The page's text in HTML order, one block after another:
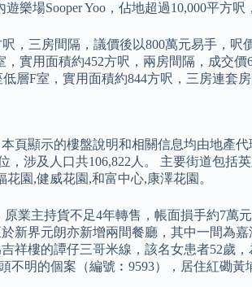
樂場Sooper Yoo，佔地超過10,000平方
三房間隔，議價後以800萬元易手，呎
實用面積約452方呎，兩房間隔，成交
F室，實用面積約844方呎，三房連套
頁顯示的樓盤說明和相關信息均由地產
涉及人口共106,822人。 主要街道包
園,健威花園,和富中心,康澤花園。
業主持貨不足4年轉售，帳面損手約7萬
新界元朗亦新增兩間餐廳，其中一間為
祥樓的譚仔三哥米線，該名女患者52歲
明的個案（編號︰9593），居住紅磡黃